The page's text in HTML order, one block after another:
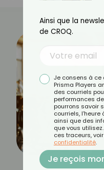
Ainsi que la
de CROQ.
Je consens à ce
Prisma Players
des courriels
performances
pourrons savoir
courriels,
ainsi que des
que vous
ces traceurs,
confidentialité.
Je reçois